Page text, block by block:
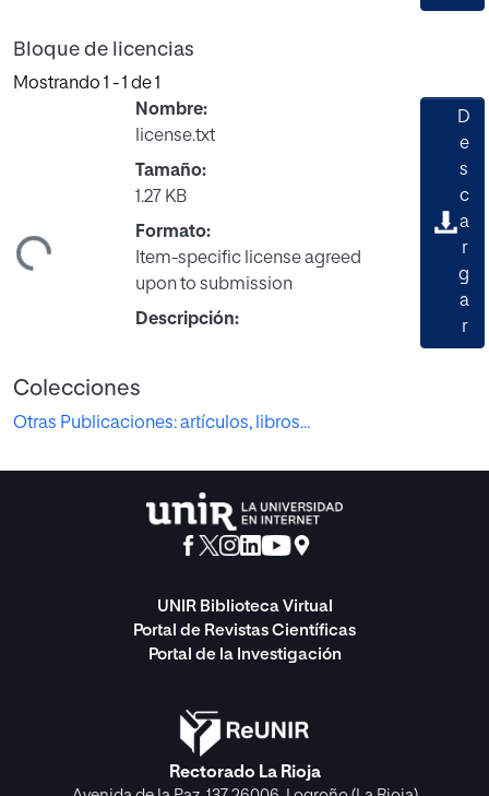
Bloque de licencias
Mostrando 1 - 1 de 1
Nombre:
license.txt
Tamaño:
1.27 KB
Formato:
Item-specific license agreed
upon to submission
Descripción:
D
e
s
c
a
r
g
a
r
Colecciones
Otras Publicaciones: artículos, libros...
UNIR Biblioteca Virtual
Portal de Revistas Científicas
Portal de la Investigación
Rectorado La Rioja